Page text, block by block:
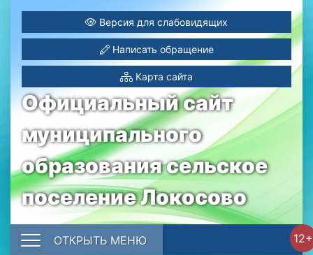
Официальный сайт
муниципального
образования сельское
поселение Локосово
Версия для слабовидящих
Написать обращение
Карта сайта
12+
ОТКРЫТЬ МЕНЮ